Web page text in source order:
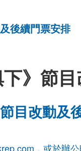
後續門票安排
》節
目改動及
，或於辦